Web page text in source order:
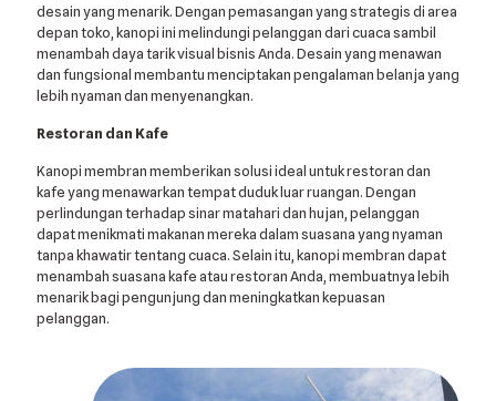
desain yang menarik. Dengan pemasangan yang strategis di area
depan toko, kanopi ini melindungi pelanggan dari cuaca sambil
menambah daya tarik visual bisnis Anda. Desain yang menawan
dan fungsional membantu menciptakan pengalaman belanja yang
lebih nyaman dan menyenangkan.
Restoran dan Kafe
Kanopi membran memberikan solusi ideal untuk restoran dan
kafe yang menawarkan tempat duduk luar ruangan. Dengan
perlindungan terhadap sinar matahari dan hujan, pelanggan
dapat menikmati makanan mereka dalam suasana yang nyaman
tanpa khawatir tentang cuaca. Selain itu, kanopi membran dapat
menambah suasana kafe atau restoran Anda, membuatnya lebih
menarik bagi pengunjung dan meningkatkan kepuasan
pelanggan.